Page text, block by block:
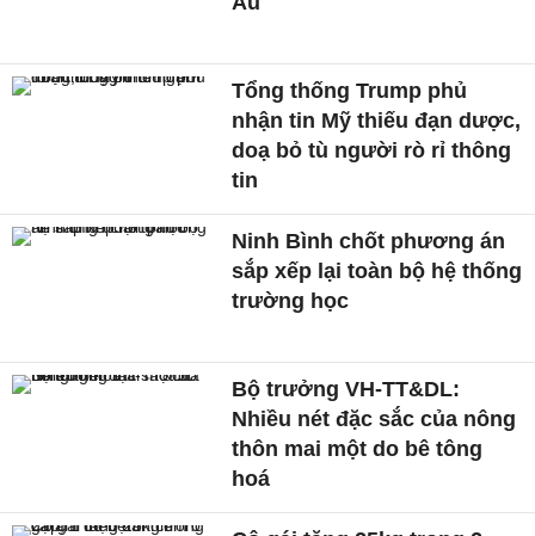
Tổng thống Trump phủ
nhận tin Mỹ thiếu đạn dược,
doạ bỏ tù người rò rỉ thông
tin
Ninh Bình chốt phương án
sắp xếp lại toàn bộ hệ thống
trường học
Bộ trưởng VH-TT&DL:
Nhiều nét đặc sắc của nông
thôn mai một do bê tông
hoá